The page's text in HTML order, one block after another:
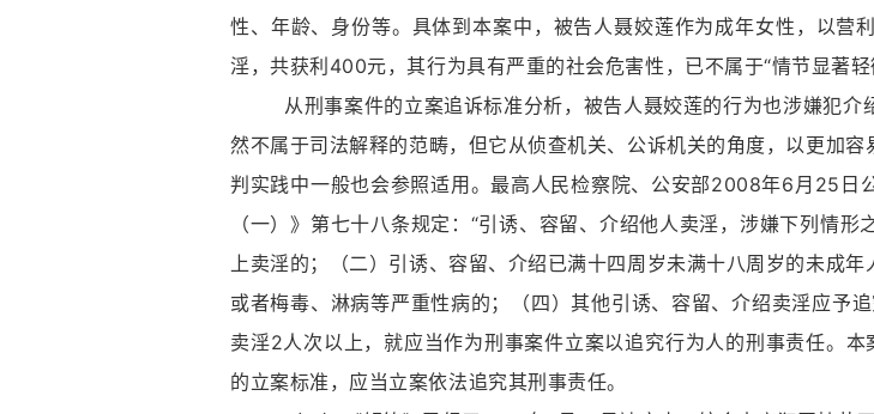
性、年龄、身份等。具体到本案中，被告人聂姣莲作为成年女性，以营
淫，共获利400元，其行为具有严重的社会危害性，已不属于“情节显著
从刑事案件的立案追诉标准分析，被告人聂姣莲的行为也涉嫌犯介
然不属于司法解释的范畴，但它从侦查机关、公诉机关的角度，以更加
判实践中一般也会参照适用。最高人民检察院、公安部2008年6月25日
（一）》第七十八条规定：“引诱、容留、介绍他人卖淫，涉嫌下列情
上卖淫的；（二）引诱、容留、介绍已满十四周岁未满十八周岁的未成
或者梅毒、淋病等严重性病的；（四）其他引诱、容留、介绍卖淫应予
卖淫2人次以上，就应当作为刑事案件立案以追究行为人的刑事责任。
的立案标准，应当立案依法追究其刑事责任。